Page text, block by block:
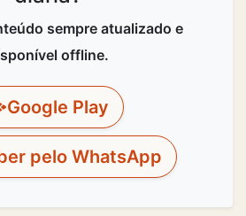
sempre atualizado e
offline.
Google Play
pelo WhatsApp